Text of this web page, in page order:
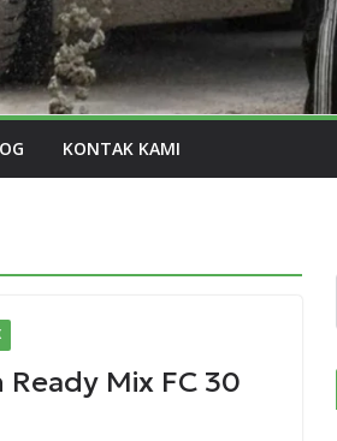
KONTAK KAMI
Mix FC 30